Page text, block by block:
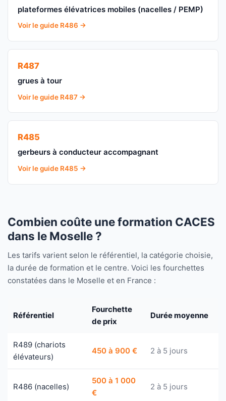
plateformes élévatrices mobiles (nacelles / PEMP)
Voir le guide R486 →
R487
grues à tour
Voir le guide R487 →
R485
gerbeurs à conducteur accompagnant
Voir le guide R485 →
Combien coûte une formation CACES
dans le Moselle ?
Les tarifs varient selon le référentiel, la catégorie choisie,
la durée de formation et le centre. Voici les fourchettes
constatées dans le Moselle et en France :
Référentiel
Fourchette
de prix
Durée moyenne
R489 (chariots
élévateurs)
450 à 900 € 2 à 5 jours
R486 (nacelles)
500 à 1 000
€
2 à 5 jours